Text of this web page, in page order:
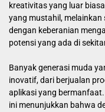
kreativitas yang luar
yang mustahil,
dengan keberanian
potensi yang ada di
Banyak generasi muda
inovatif, dari berjualan
aplikasi yang
ini menunjukkan bahwa